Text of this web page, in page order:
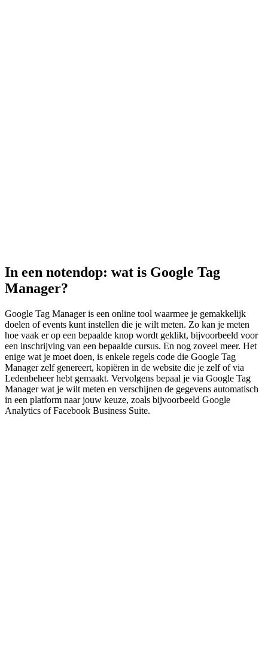
In een notendop: wat is Google Tag
Manager?
Google Tag Manager is een online tool waarmee je gemakkelijk
doelen of events kunt instellen die je wilt meten. Zo kan je meten
hoe vaak er op een bepaalde knop wordt geklikt, bijvoorbeeld voor
een inschrijving van een bepaalde cursus. En nog zoveel meer. Het
enige wat je moet doen, is enkele regels code die Google Tag
Manager zelf genereert, kopiëren in de website die je zelf of via
Ledenbeheer hebt gemaakt. Vervolgens bepaal je via Google Tag
Manager wat je wilt meten en verschijnen de gegevens automatisch
in een platform naar jouw keuze, zoals bijvoorbeeld Google
Analytics of Facebook Business Suite.